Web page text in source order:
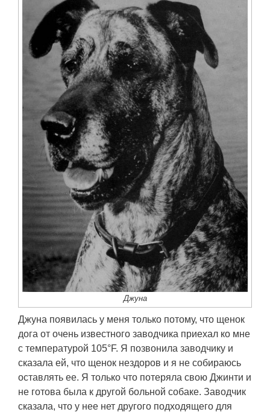
Джуна
Джуна появилась у меня только потому, что щенок
дога от очень известного заводчика приехал ко мне
с температурой 105°F. Я позвонила заводчику и
сказала ей, что щенок нездоров и я не собираюсь
оставлять ее. Я только что потеряла свою Джинти и
не готова была к другой больной собаке. Заводчик
сказала, что у нее нет другого подходящего для